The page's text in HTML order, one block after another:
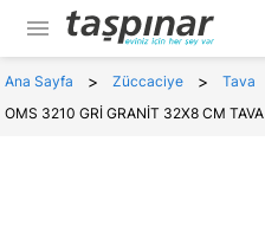
menu
Ana Sayfa > Züccaciye > Tava
OMS 3210 GRİ GRANİT 32X8 CM TAVA